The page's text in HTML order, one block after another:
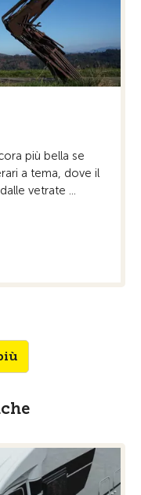
più bella se
a tema, dove il
vetrate ...